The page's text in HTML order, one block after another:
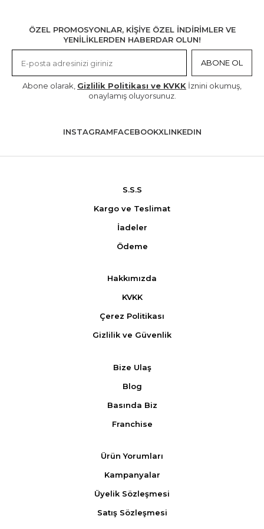
ÖZEL PROMOSYONLAR, KİŞİYE ÖZEL İNDİRİMLER VE
YENİLİKLERDEN HABERDAR OLUN!
ABONE OL
Abone olarak, Gizlilik Politikası ve KVKK İznini okumuş,
onaylamış oluyorsunuz.
INSTAGRAMFACEBOOKXLINKEDIN
S.S.S
Kargo ve Teslimat
İadeler
Ödeme
Hakkımızda
KVKK
Çerez Politikası
Gizlilik ve Güvenlik
Bize Ulaş
Blog
Basında Biz
Franchise
Ürün Yorumları
Kampanyalar
Üyelik Sözleşmesi
Satış Sözleşmesi